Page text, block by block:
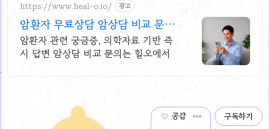
https://www.heal-o.io/ 광고
암환자 무료상담 암상담 비교 문의
는 힐오에서
암환자 관련 궁금증, 의학자료 기반 즉
시 답변 암상담 비교 문의는 힐오에서
공감 구독하기